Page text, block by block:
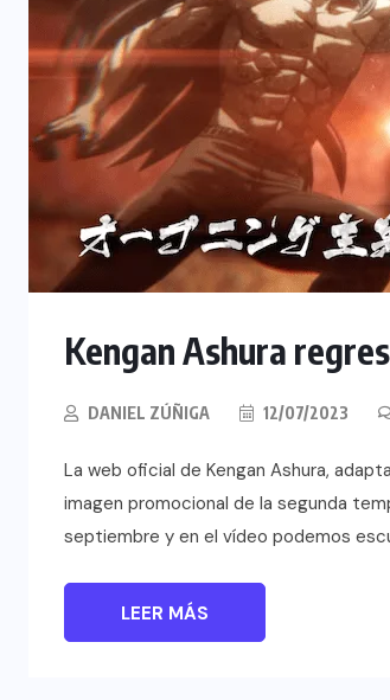
Kengan Ashura
DANIEL ZÚÑIGA 12/07/2023
La web oficial de Kengan Ashura,
imagen promocional de la segunda
septiembre y en el vídeo podemos
LEER MÁS